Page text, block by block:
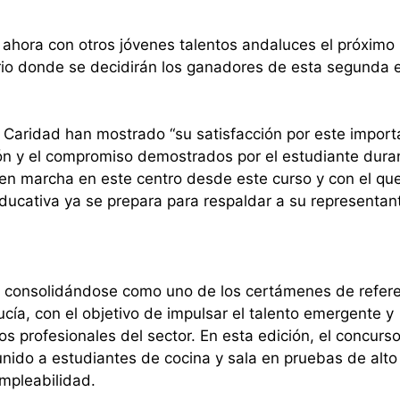
con otros jóvenes talentos andaluces el próximo
donde se decidirán los ganadores de esta segunda
han mostrado “su satisfacción por este
y el compromiso demostrados por el estudiante
marcha en este centro desde este curso y con el
ya se prepara para respaldar a su
como uno de los certámenes de
con el objetivo de impulsar el talento emergente y
profesionales del sector. En esta edición, el
a estudiantes de cocina y sala en pruebas de